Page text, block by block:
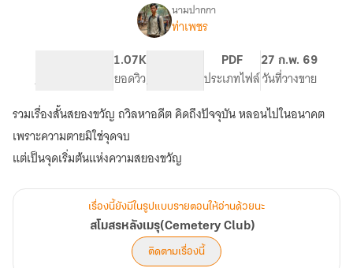
เรื่อง
เมรุ(Cemetery
นามปากกา
ท่าเพชร
จำนวนหน้า (A5)
1.07K
ยอดวิวระดับเนื้อหา
PDF
ประเภทไฟล์
27 ก.พ. 69
วันที่วางขาย
รวมเรื่องสั้นสยองขวัญ ถวิลหาอดีต คิดถึงปัจจุบัน หลอนไปในอนาคต
เพราะความตายมิใช่จุดจบ
แต่เป็นจุดเริ่มต้นแห่งความสยองขวัญ
เรื่องนี้ยังมีในรูปแบบรายตอนให้อ่านด้วยนะ
สโมสรหลังเมรุ(Cemetery Club)
ติดตามเรื่องนี้